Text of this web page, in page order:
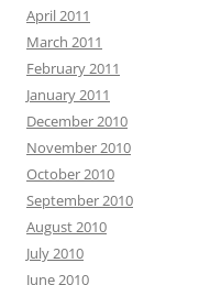
April 2011
March 2011
February 2011
January 2011
December 2010
November 2010
October 2010
September 2010
August 2010
July 2010
June 2010